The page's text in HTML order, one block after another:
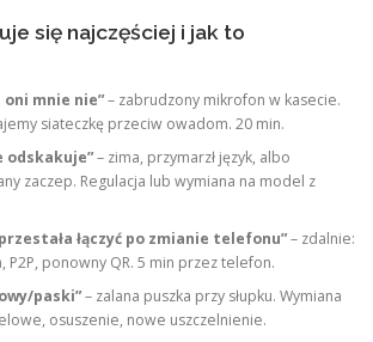
się najczęściej i jak to
oni mnie nie”– zabrudzony mikrofon w kasecie.
siateczkę przeciw owadom. 20 min.
odskakuje”– zima, przymarzł język, albo
zaczep. Regulacja lub wymiana na model z
łączyć po zmianie telefonu”– zdalnie:
P2P, ponowny QR. 5 min przez telefon.
paski”– zalana puszka przy słupku. Wymiana
osuszenie, nowe uszczelnienie.